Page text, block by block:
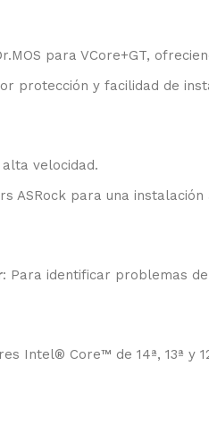
para VCore+GT,
protección y facilidad de
velocidad.
ASRock para una instalación
: Para identificar problemas
Intel® Core™ de 14ª, 13ª y